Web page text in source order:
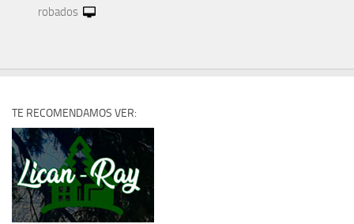
robados
TE RECOMENDAMOS VER: